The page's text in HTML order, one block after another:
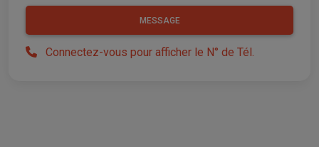
MESSAGE
Connectez-vous pour afficher le N° de Tél.